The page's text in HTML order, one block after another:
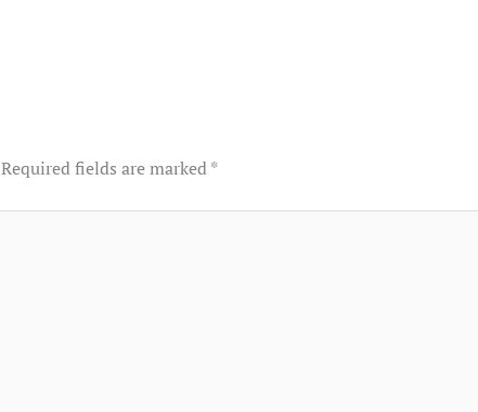
Required fields are marked*